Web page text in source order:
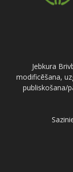
Jebkura
modificēšana,
publiskošana/